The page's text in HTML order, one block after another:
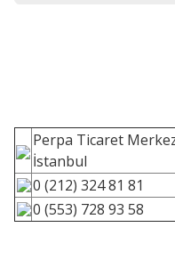
Perpa Ticaret
İstanbul
0 (212) 324 81 81
0 (553) 728 93 58